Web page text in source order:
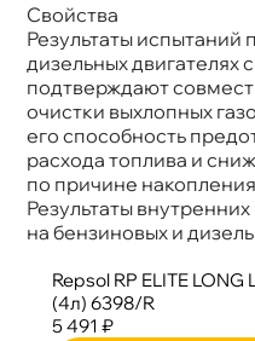
Свойства
Результаты испытаний
дизельных двигателях
подтверждают
очистки выхлопных
его способность
расхода топлива и
по причине
Результаты
на бензиновых и
Repsol RP ELITE
(4л) 6398/R
5 491 ₽